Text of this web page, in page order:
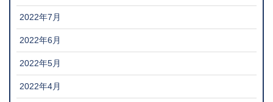
2022年7月
2022年6月
2022年5月
2022年4月